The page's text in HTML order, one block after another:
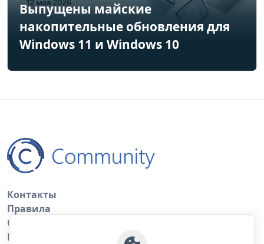
Выпущены майские
накопительные обновления для
Windows 11 и Windows 10
Контакты
Правила
Обратная связь
Правила копирования материалов